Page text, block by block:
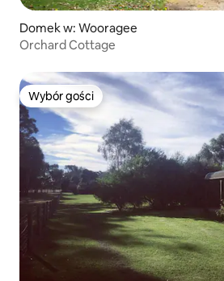
Domek w: Wooragee
Orchard Cottage
Wybór gości
Wybór gości